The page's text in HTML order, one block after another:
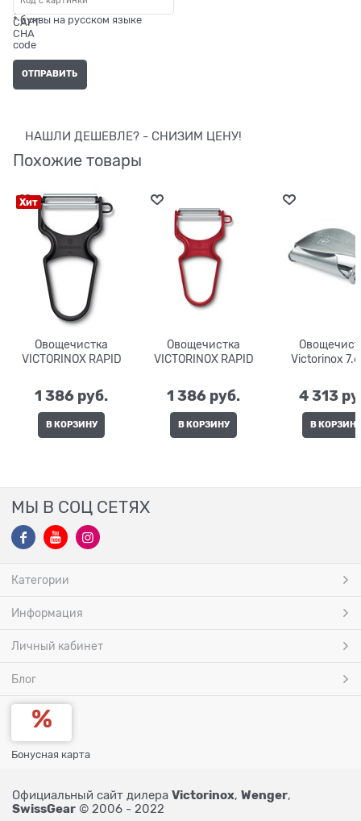
* буквы на русском языке
НАШЛИ ДЕШЕВЛЕ? - СНИЗИМ ЦЕНУ!
Похожие товары
Хит
Овощечистка
VICTORINOX RAPID
1 386 руб.
В КОРЗИНУ
Овощечистка
VICTORINOX RAPID
1 386 руб.
В КОРЗИНУ
Victorinox
4 313
В КОРЗИНУ
МЫ В СОЦ СЕТЯХ
Категории
Информация
Личный кабинет
Блог
Бонусная карта
Официальный сайт дилера Victorinox, Wenger,
SwissGear © 2006 - 2022